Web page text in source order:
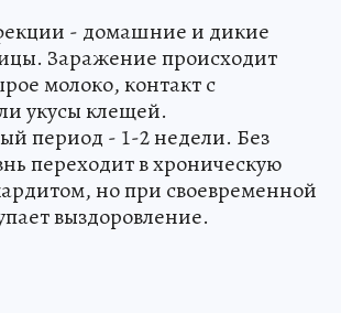
- домашние и дикие
Заражение происходит
молоко, контакт с
укусы клещей.
период - 1-2 недели. Без
переходит в хроническую
но при своевременной
выздоровление.